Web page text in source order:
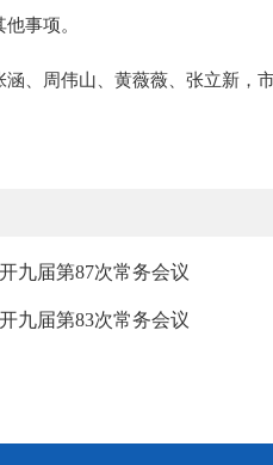
事项。
涵、周伟山、黄薇薇、张立新，
九届第87次常务会议
九届第83次常务会议